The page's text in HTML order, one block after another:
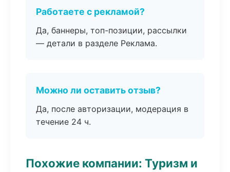
Работаете с рекламой?
Да, баннеры, топ-позиции, рассылки
— детали в разделе Реклама.
Можно ли оставить отзыв?
Да, после авторизации, модерация в
течение 24 ч.
Похожие компании: Туризм и